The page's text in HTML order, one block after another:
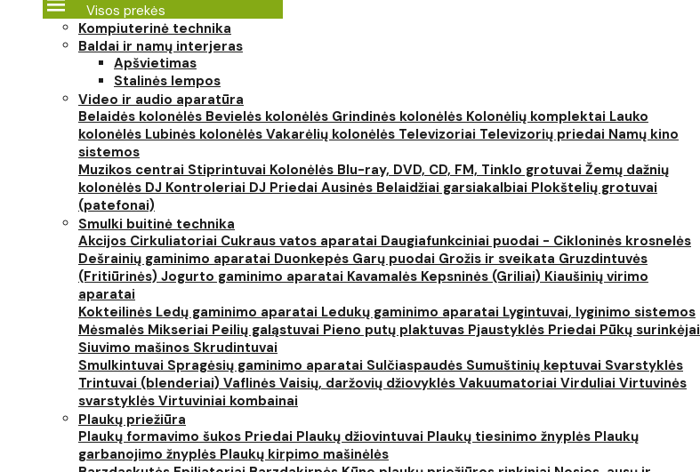
Visos prekės
Kompiuterinė technika
Baldai ir namų interjeras
Apšvietimas
Stalinės lempos
Video ir audio aparatūra
Belaidės kolonėlės Bevielės kolonėlės Grindinės kolonėlės Kolonėlių komplektai Lauko
kolonėlės Lubinės kolonėlės Vakarėlių kolonėlės Televizoriai Televizorių priedai Namų kino
sistemos
Muzikos centrai Stiprintuvai Kolonėlės Blu-ray, DVD, CD, FM, Tinklo grotuvai Žemų dažnių
kolonėlės DJ Kontroleriai DJ Priedai Ausinės Belaidžiai garsiakalbiai Plokštelių grotuvai
(patefonai)
Smulki buitinė technika
Akcijos Cirkuliatoriai Cukraus vatos aparatai Daugiafunkciniai puodai - Cikloninės krosnelės
Dešrainių gaminimo aparatai Duonkepės Garų puodai Grožis ir sveikata Gruzdintuvės
(Fritiūrinės) Jogurto gaminimo aparatai Kavamalės Kepsninės (Griliai) Kiaušinių virimo
aparatai
Kokteilinės Ledų gaminimo aparatai Ledukų gaminimo aparatai Lygintuvai, lyginimo sistemos
Mėsmalės Mikseriai Peilių galąstuvai Pieno putų plaktuvas Pjaustyklės Priedai Pūkų surinkėjai
Siuvimo mašinos Skrudintuvai
Smulkintuvai Spragėsių gaminimo aparatai Sulčiaspaudės Sumuštinių keptuvai Svarstyklės
Trintuvai (blenderiai) Vaflinės Vaisių, daržovių džiovyklės Vakuumatoriai Virduliai Virtuvinės
svarstyklės Virtuviniai kombainai
Plaukų priežiūra
Plaukų formavimo šukos Priedai Plaukų džiovintuvai Plaukų tiesinimo žnyplės Plaukų
garbanojimo žnyplės Plaukų kirpimo mašinėlės